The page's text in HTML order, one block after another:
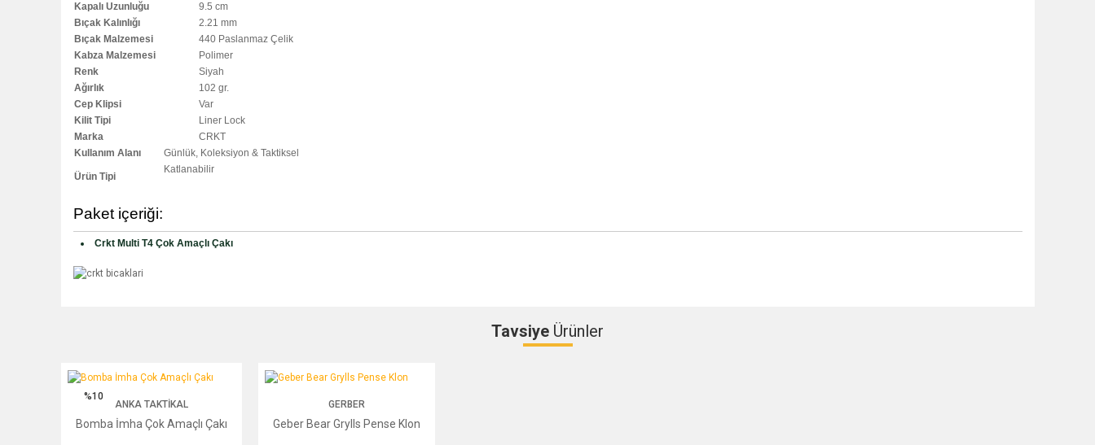
Kapalı Uzunluğu
9.5 cm
Bıçak Kalınlığı
2.21 mm
Bıçak Malzemesi
440 Paslanmaz Çelik
Kabza Malzemesi
Polimer
Renk
Siyah
Ağırlık
102 gr.
Cep Klipsi
Var
Kilit Tipi
Liner Lock
Marka
CRKT
Kullanım Alanı
Günlük, Koleksiyon & Taktiksel
Ürün Tipi
Katlanabilir
Paket içeriği:
Crkt Multi T4 Çok Amaçlı Çakı
Tavsiye Ürünler
Bomba İmha Çok Amaçlı Çakı
%10
ANKA TAKTIKAL
Bomba İmha Çok Amaçlı Çakı
Geber Bear Grylls Pense Klon
GERBER
Geber Bear Grylls Pense Klon